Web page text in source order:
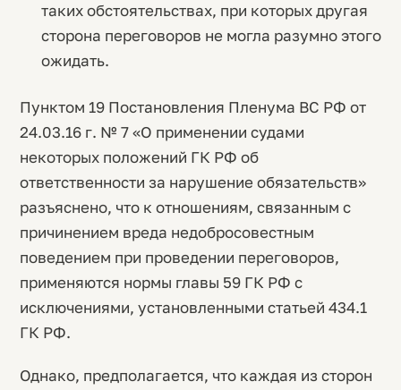
таких обстоятельствах, при которых другая
сторона переговоров не могла разумно этого
ожидать.
Пунктом 19 Постановления Пленума ВС РФ от
24.03.16 г. № 7 «О применении судами
некоторых положений ГК РФ об
ответственности за нарушение обязательств»
разъяснено, что к отношениям, связанным с
причинением вреда недобросовестным
поведением при проведении переговоров,
применяются нормы главы 59 ГК РФ с
исключениями, установленными статьей 434.1
ГК РФ.
Однако, предполагается, что каждая из сторон